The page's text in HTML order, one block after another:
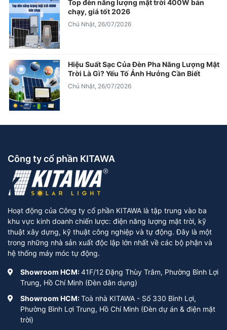
Top đèn năng lượng mặt trời 400W bán
chạy, giá tốt 2026
Chủ Nhật, 26/07/2026
Hiệu Suất Sạc Của Đèn Pha Năng Lượng Mặt
Trời Là Gì? Yếu Tố Ảnh Hưởng Cần Biết
Chủ Nhật, 26/07/2026
Công ty cổ phần KITAWA
Hoạt động của Công ty cổ phần KITAWA là tập trung vào ba
khu vực kinh doanh chiến lược: điện năng lượng mặt trời, kỹ
thuật xây dựng, kỹ thuật công nghiệp và tự động. Đây là một
trong những nhà sản xuất độc lập lớn nhất về các bộ phận và
hệ thống máy móc tự động.
Showroom HCM:41F/12 Đặng Thùy Trâm, Phường Bình Lợi
Trung, Hồ Chí Minh (Đèn dân dụng)
Showroom HCM:Toà nhà KITAWA - Số 330 Bình Lợi,
Phường Bình Lợi Trung, Hồ Chí Minh (Đèn dự án & điện mặt
trời)